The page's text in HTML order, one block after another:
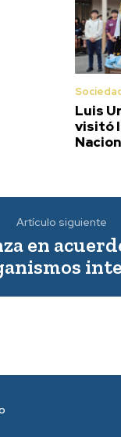
Luis
visitó
Artículo siguiente
en